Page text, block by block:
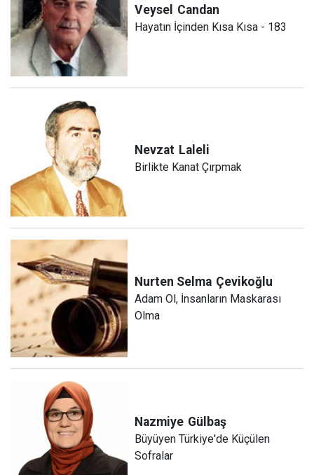
Veysel Candan
Hayatın İçinden Kısa Kısa - 183
Nevzat Laleli
Birlikte Kanat Çırpmak
Nurten Selma Çevikoğlu
Adam Ol, İnsanların Maskarası
Olma
Nazmiye Gülbaş
Büyüyen Türkiye'de Küçülen
Sofralar